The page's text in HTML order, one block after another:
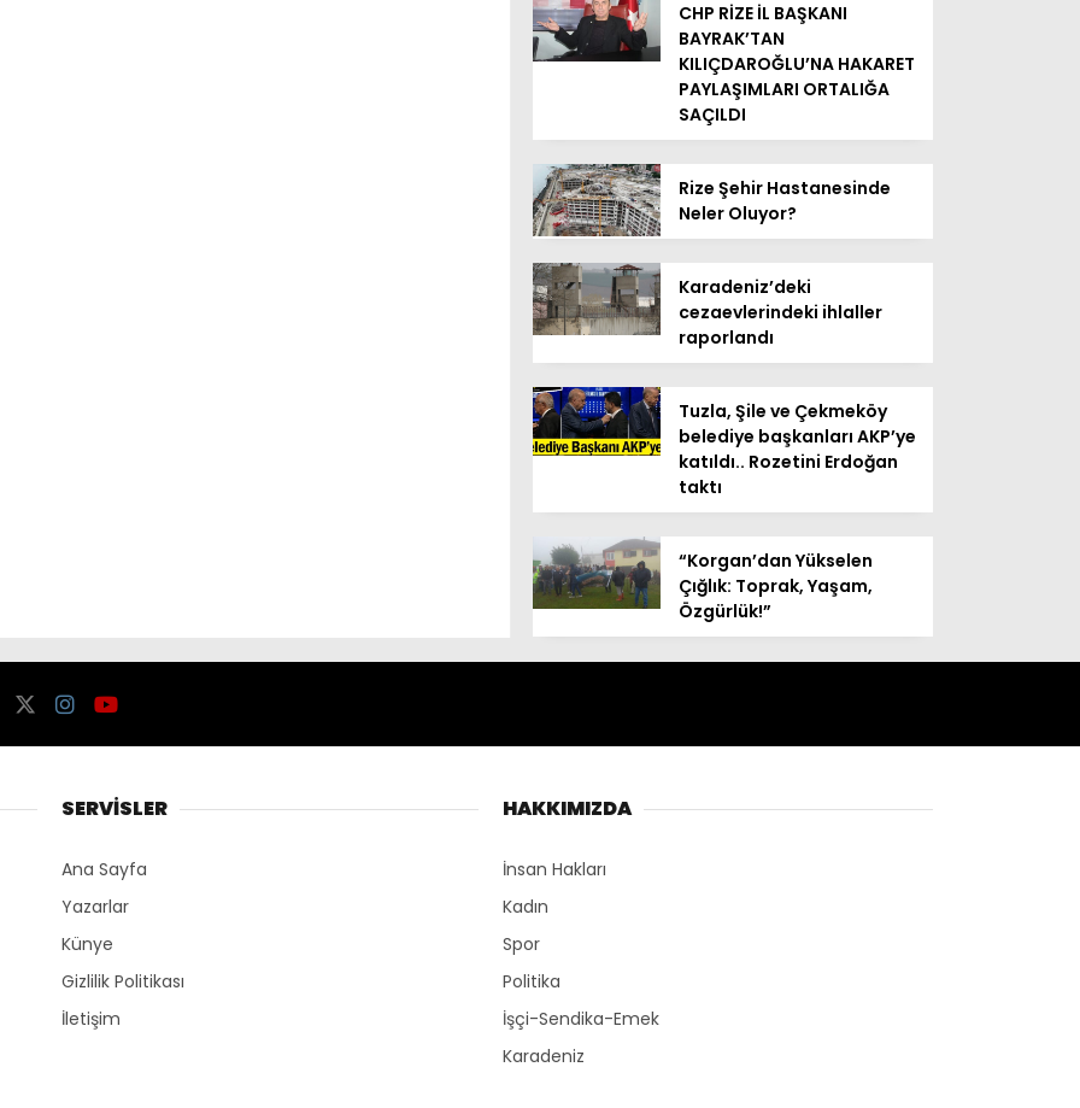
CHP RİZE İL BAŞKANI
BAYRAK’TAN
KILIÇDAROĞLU’NA HAKARET
PAYLAŞIMLARI ORTALIĞA
SAÇILDI
Rize Şehir Hastanesinde
Neler Oluyor?
Karadeniz’deki
cezaevlerindeki ihlaller
raporlandı
Tuzla, Şile ve Çekmeköy
belediye başkanları AKP’ye
katıldı.. Rozetini Erdoğan
taktı
“Korgan’dan Yükselen
Çığlık: Toprak, Yaşam,
Özgürlük!”
SERVİSLER
Ana Sayfa
Yazarlar
Künye
Gizlilik Politikası
İletişim
HAKKIMIZDA
İnsan Hakları
Kadın
Spor
Politika
İşçi-Sendika-Emek
Karadeniz